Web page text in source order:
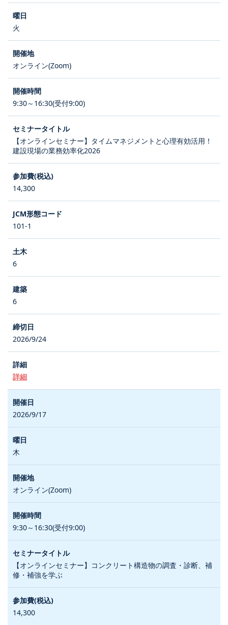
火
オンライン(Zoom)
9:30～16:30(受付9:00)
【オンラインセミナー】タイムマネジメントと心理有効活用！
建設現場の業務効率化2026
14,300
101-1
6
6
2026/9/24
詳細
2026/9/17
木
オンライン(Zoom)
9:30～16:30(受付9:00)
【オンラインセミナー】コンクリート構造物の調査・診断、補
修・補強を学ぶ
14,300